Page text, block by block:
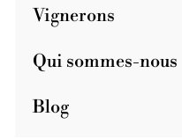
Vignerons
Qui sommes-nous
Blog